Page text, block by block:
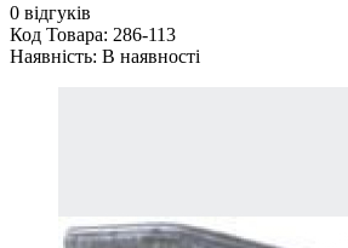
0 відгуків
Код Товара: 286-113
Наявність: В наявності